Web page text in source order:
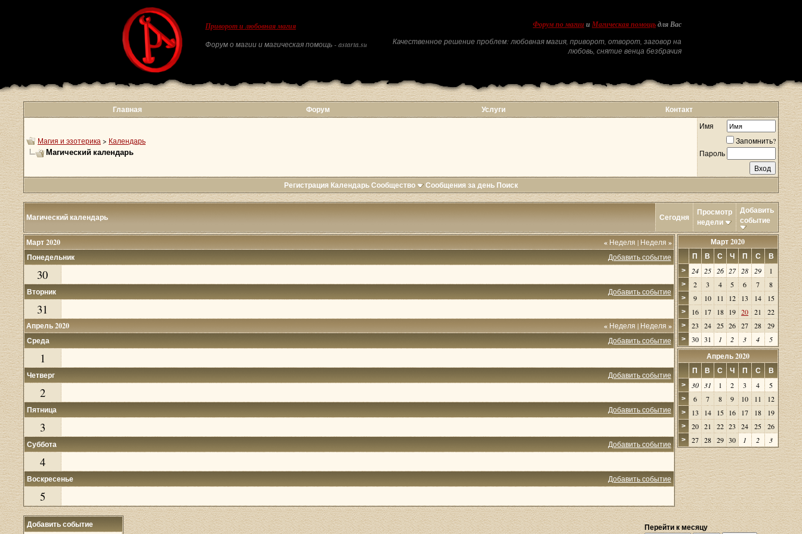
Приворот и любовная магия
Форум о магии и магическая помощь - astarta.su
Форум по магии и Магическая помощь для Вас
Качественное решение проблем: любовная магия, приворот, отворот, заговор на
любовь, снятие венца безбрачия
Главная Форум Услуги Контакт
Магия и эзотерика > Календарь
Магический календарь
Имя
Запомнить?
Пароль
Регистрация КалендарьСообщество Сообщения за день Поиск
Магический календарь Сегодня
Просмотр
недели
Добавить
событие
«Неделя | Неделя »
Март 2020
Добавить событие
Понедельник
30
Добавить событие
Вторник
31
«Неделя | Неделя »
Апрель 2020
Добавить событие
Среда
1
Добавить событие
Четверг
2
Добавить событие
Пятница
3
Добавить событие
Суббота
4
Добавить событие
Воскресенье
5
Март 2020
П
В С Ч П С В
> 24 25 26 27 28 29 1
> 2 3 4 5 6 7 8
> 9 10 11 12 13 14 15
> 16 17 18 19 20 21 22
> 23 24 25 26 27 28 29
> 30 31 1 2 3 4 5
Апрель 2020
П
В С Ч П С В
> 30 31 1 2 3 4 5
> 6 7 8 9 10 11 12
> 13 14 15 16 17 18 19
> 20 21 22 23 24 25 26
> 27 28 29 30 1 2 3
Добавить событие Перейти к месяцу